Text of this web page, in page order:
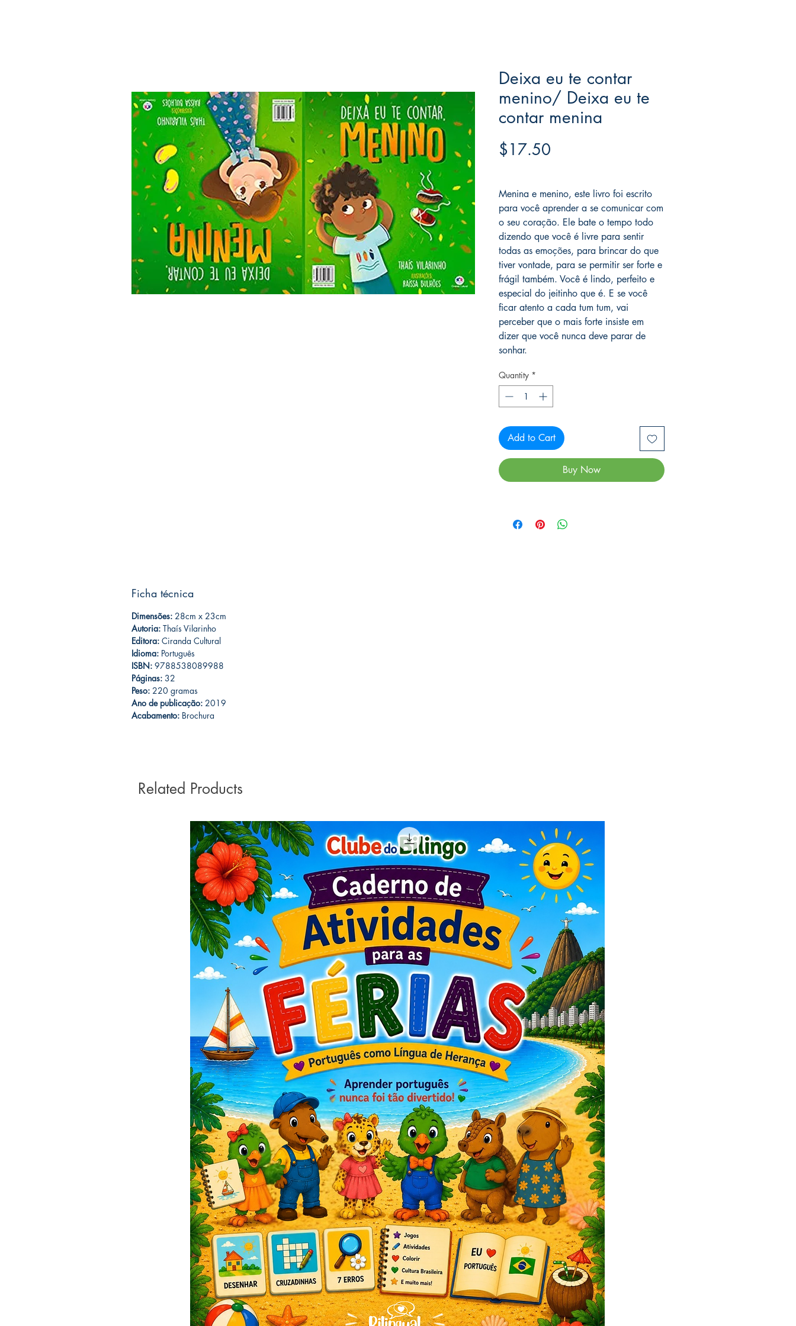
Deixa eu te contar
menino/ Deixa eu te
contar menina
$17.50
Menina e menino, este livro foi escrito
para você aprender a se comunicar com
o seu coração. Ele bate o tempo todo
dizendo que você é livre para sentir
todas as emoções, para brincar do que
tiver vontade, para se permitir ser forte e
frágil também. Você é lindo, perfeito e
especial do jeitinho que é. E se você
ficar atento a cada tum tum, vai
perceber que o mais forte insiste em
dizer que você nunca deve parar de
sonhar.
Quantity *
Add to Cart
Buy Now
Ficha técnica
Dimensões: 28cm x 23cm
Autoria: Thaís Vilarinho
Editora: Ciranda Cultural
Idioma: Português
ISBN: 9788538089988
Páginas: 32
Peso: 220 gramas
Ano de publicação: 2019
Acabamento: Brochura
Related Products